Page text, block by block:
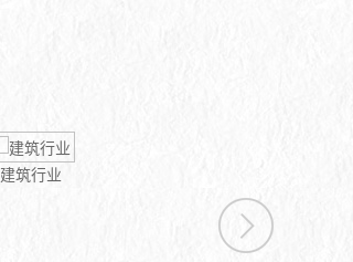
建筑行业